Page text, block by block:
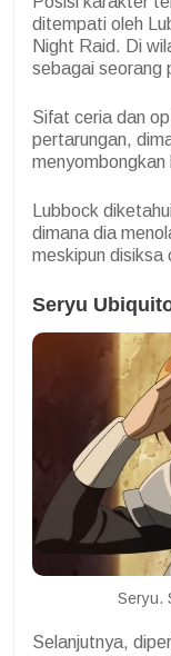
ditempati oleh
Night Raid. Di
sebagai seorang
Sifat ceria dan
pertarungan,
Lubbock
dimana dia
meskipun disiksa
Seryu
Seryu.
Selanjutnya,